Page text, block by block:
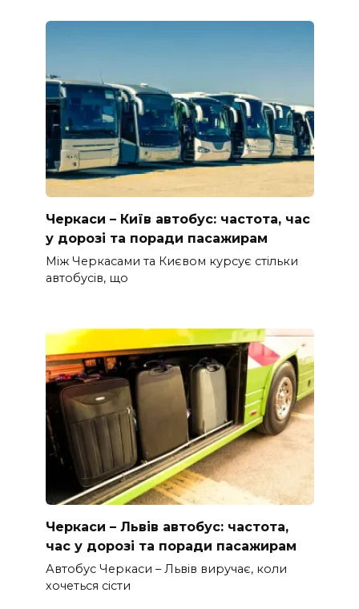
Черкаси – Київ автобус: частота, час
у дорозі та поради пасажирам
Між Черкасами та Києвом курсує стільки
автобусів, що
Черкаси – Львів автобус: частота,
час у дорозі та поради пасажирам
Автобус Черкаси – Львів виручає, коли
хочеться сісти